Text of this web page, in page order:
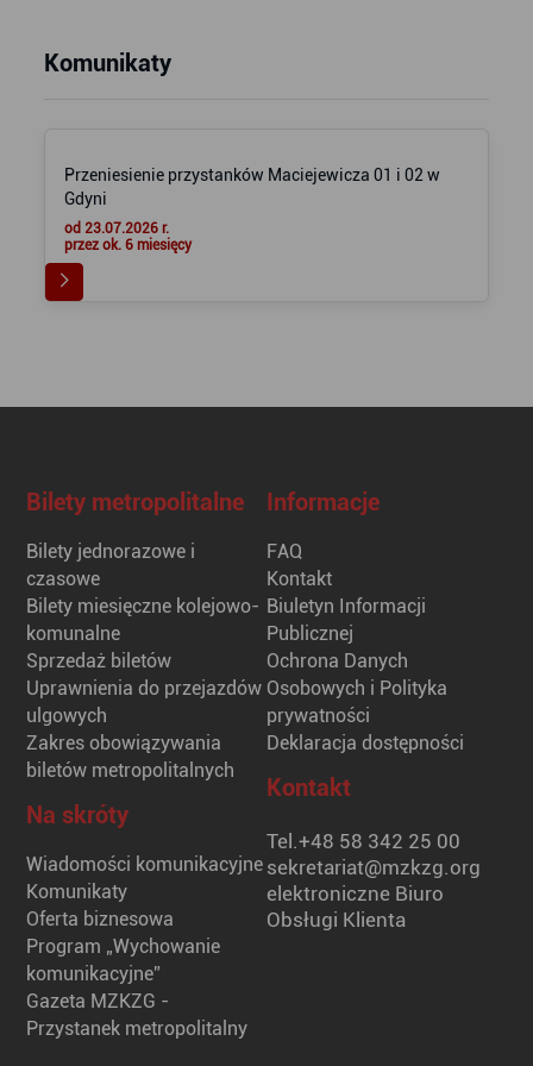
Komunikaty
Przeniesienie przystanków Maciejewicza 01 i 02 w
Gdyni
od 23.07.2026 r.
przez ok. 6 miesięcy
Bilety metropolitalne
Bilety jednorazowe i
czasowe
Bilety miesięczne kolejowo-
komunalne
Sprzedaż biletów
Uprawnienia do przejazdów
ulgowych
Zakres obowiązywania
biletów metropolitalnych
Na skróty
Wiadomości komunikacyjne
Komunikaty
Oferta biznesowa
Program „Wychowanie
komunikacyjne”
Gazeta MZKZG -
Przystanek metropolitalny
Informacje
FAQ
Kontakt
Biuletyn Informacji
Publicznej
Ochrona Danych
Osobowych i Polityka
prywatności
Deklaracja dostępności
Kontakt
Tel.+48 58 342 25 00
sekretariat@mzkzg.org
elektroniczne Biuro
Obsługi Klienta